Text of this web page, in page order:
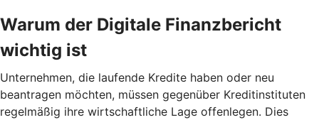
Warum der Digitale Finanzbericht
wichtig ist
Unternehmen, die laufende Kredite haben oder neu
beantragen möchten, müssen gegenüber Kreditinstituten
regelmäßig ihre wirtschaftliche Lage offenlegen. Dies